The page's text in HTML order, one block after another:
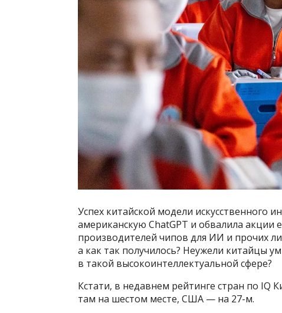
Успех китайской модели искусственного
американскую ChatGPT и обвалила акции
производителей чипов для ИИ и прочих
а как так получилось? Неужели китайцы
в такой высокоинтеллектуальной сфере?
Кстати, в недавнем рейтинге стран по IQ
там на шестом месте, США — на 27-м.